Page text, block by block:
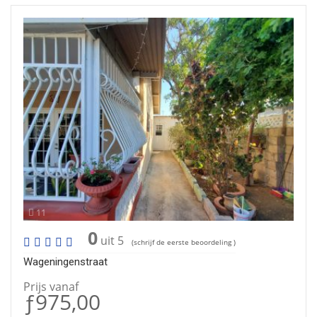
11
0 uit 5 (schrijf de eerste beoordeling )
Wageningenstraat
Prijs vanaf
ƒ975,00